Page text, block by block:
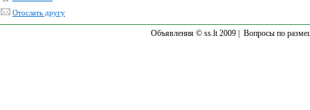
Отослать другу
Объявления © ss.lt 2009 | Вопросы по